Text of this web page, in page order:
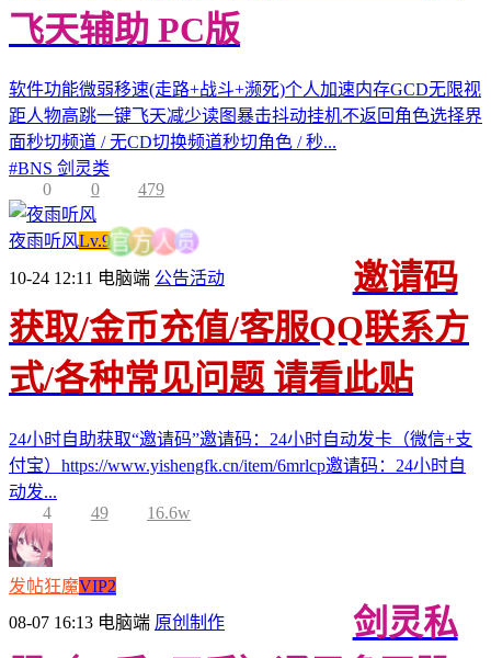
飞天辅助 PC版
软件功能微弱移速(走路+战斗+濒死)个人加速内存GCD无限视
距人物高跳一键飞天减少读图暴击抖动挂机不返回角色选择界
面秒切频道 / 无CD切换频道秒切角色 / 秒...
#BNS 剑灵类
0
0 479
夜雨听风Lv.9官 方 人员
10-24 12:11 电脑端 公告活动
邀请码
获取/金币充值/客服QQ联系方
式/各种常见问题 请看此贴
24小时自助获取“邀请码”邀请码：24小时自动发卡（微信+支
付宝）https://www.yishengfk.cn/item/6mrlcp邀请码：24小时自
动发...
4
49 16.6w
发帖狂魔VIP2
08-07 16:13 电脑端 原创制作
剑灵私